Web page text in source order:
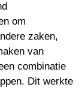
om
zaken,
van
combinatie
Dit werkte